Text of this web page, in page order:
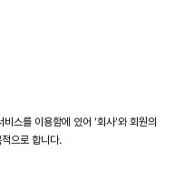
스를 이용함에 있어 '회사'와 회원의
으로 합니다.